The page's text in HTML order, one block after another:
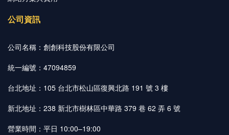
公司資訊
公司名稱：創創科技股份有限公司
統一編號：47094859
台北地址：105 台北市松山區復興北路 191 號 3 樓
新北地址：238 新北市樹林區中華路 379 巷 62 弄 6 號
營業時間：平日 10:00–19:00